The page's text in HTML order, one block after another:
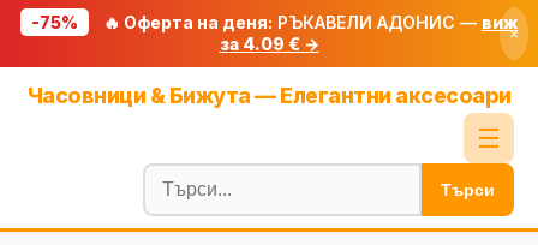
-75% 🔥 Оферта на деня: РЪКАВЕЛИ АДОНИС — виж
за 4.09 € →
×
Часовници & Бижута — Елегантни аксесоари
☰
Блог
🧮 Калкулатори
Търси